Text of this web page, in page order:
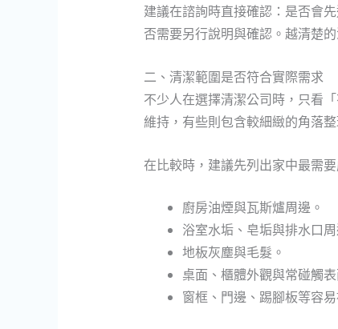
建議在諮詢時直接確認：是否會
否需要另行說明與確認。越清楚
二、清潔範圍是否符合實際需求
不少人在選擇清潔公司時，只看
維持，有些則包含較細緻的角落
在比較時，建議先列出家中最需
廚房油煙與瓦斯爐周邊。
浴室水垢、皂垢與排水口周
地板灰塵與毛髮。
桌面、櫃體外觀與常碰觸表
窗框、門邊、踢腳板等容